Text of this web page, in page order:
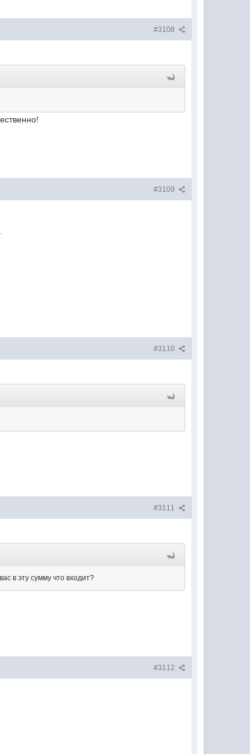
#3108
#3109
#3110
#3111
в эту сумму что входит?
#3112